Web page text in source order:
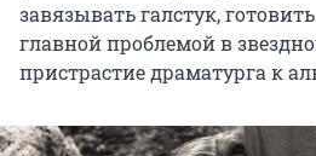
завязывать галстук,
главной проблемой в
пристрастие драматурга к